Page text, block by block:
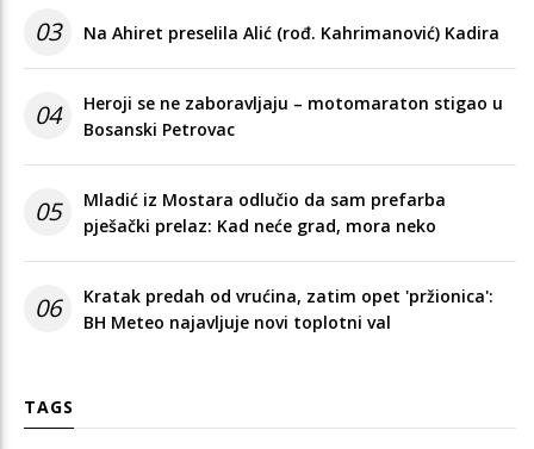
03 Na Ahiret preselila Alić (rođ. Kahrimanović) Kadira
04
Heroji se ne zaboravljaju – motomaraton stigao u
Bosanski Petrovac
05
Mladić iz Mostara odlučio da sam prefarba
pješački prelaz: Kad neće grad, mora neko
06
Kratak predah od vrućina, zatim opet 'pržionica':
BH Meteo najavljuje novi toplotni val
TAGS